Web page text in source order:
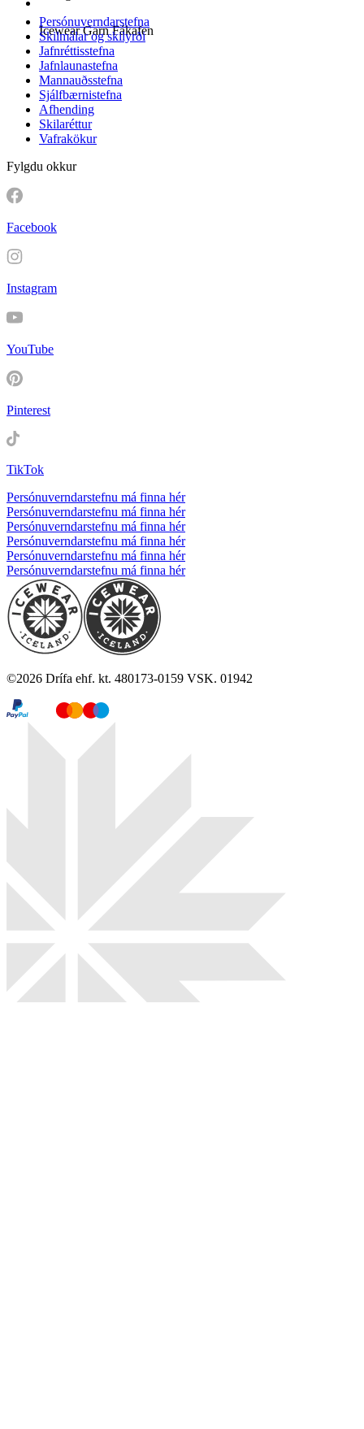
Icewear Garn Fákafen
Persónuverndarstefna
Skilmálar og skilyrði
Jafnréttisstefna
Jafnlaunastefna
Mannauðsstefna
Sjálfbærnistefna
Afhending
Skilaréttur
Vafrakökur
Fylgdu okkur
Facebook
Instagram
YouTube
Pinterest
TikTok
Persónuverndarstefnu má finna hér
Persónuverndarstefnu má finna hér
Persónuverndarstefnu má finna hér
Persónuverndarstefnu má finna hér
Persónuverndarstefnu má finna hér
Persónuverndarstefnu má finna hér
©2026 Drífa ehf. kt. 480173-0159 VSK. 01942